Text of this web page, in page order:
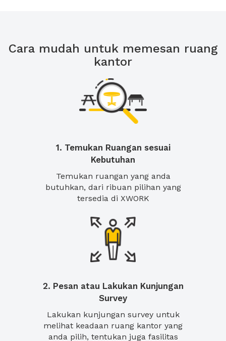
Cara mudah untuk memesan ruang
kantor
1. Temukan Ruangan sesuai
Kebutuhan
Temukan ruangan yang anda
butuhkan, dari ribuan pilihan yang
tersedia di XWORK
2. Pesan atau Lakukan Kunjungan
Survey
Lakukan kunjungan survey untuk
melihat keadaan ruang kantor yang
anda pilih, tentukan juga fasilitas